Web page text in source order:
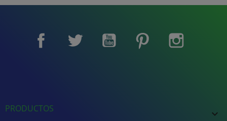
Facebook Twitter YouTube Pinterest
PRODUCTOS 